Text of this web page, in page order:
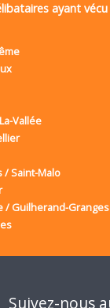
ayant
Vallée
/ Saint-Malo
/ Guilherand-Granges
Suivez-nous